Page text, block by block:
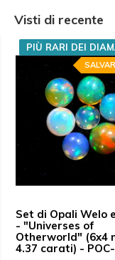
Visti di recente
Set di Opali Welo
- "Universes of
Otherworld" (6x4
4.37 carati) -
PIÙ RARI DEI